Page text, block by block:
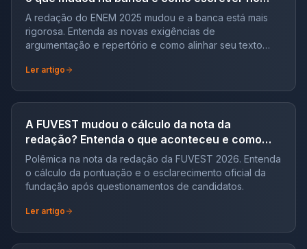
padrão atual?
A redação do ENEM 2025 mudou e a banca está mais
rigorosa. Entenda as novas exigências de
argumentação e repertório e como alinhar seu texto
Ler artigo
A FUVEST mudou o cálculo da nota da
redação? Entenda o que aconteceu e como
isso afeta sua preparação
Polêmica na nota da redação da FUVEST 2026. Entenda
o cálculo da pontuação e o esclarecimento oficial da
fundação após questionamentos de candidatos.
Ler artigo